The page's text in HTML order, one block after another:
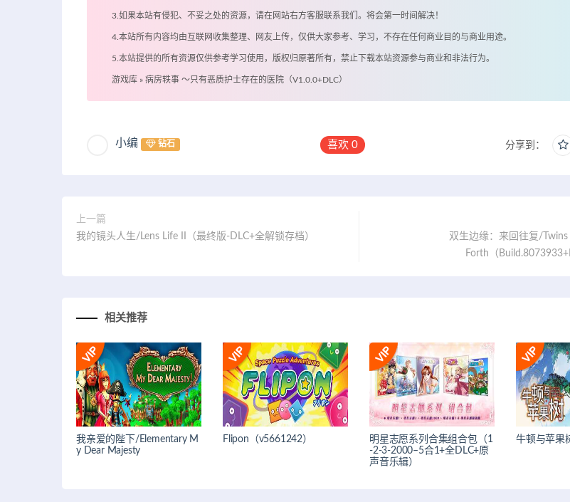
3.如果本站有侵犯、不妥之处的资源，请在网站右方客服联系我们。将会第一时间解决！
4.本站所有内容均由互联网收集整理、网友上传，仅供大家参考、学习，不存在任何商业目的与商业用途。
5.本站提供的所有资源仅供参考学习使用，版权归原著所有，禁止下载本站资源参与商业和非法行为。
游戏库 » 病房轶事 ～只有恶质护士存在的医院（V1.0.0+DLC）
小编 钻石 喜欢0 分享到：
上一篇
我的镜头人生/Lens Life II（最终版-DLC+全解锁存档）
双生边缘：来回往复/Twins
Forth（
相关推荐
我亲爱的陛下/Elementary M
y Dear Majesty
Flipon（v5661242）
明星志愿系列合集组合包（1
-2-3-2000–5合1+全DLC+原
声音乐辑）
牛顿与苹果